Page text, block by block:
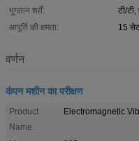
भुगतान शर्तें:
टी/
आपूर्ति की क्षमता:
15
वर्णन
कंपन मशीन का परीक्षण
Product
Name:
Electromagnetic